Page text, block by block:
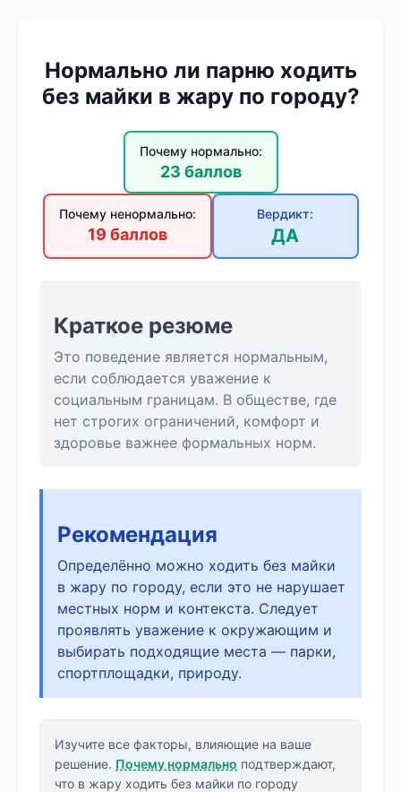
Нормально ли парню ходить
без майки в жару по городу?
Почему нормально:
23 баллов
Почему ненормально:
19 баллов
Вердикт:
ДА
Краткое резюме
Это поведение является нормальным,
если соблюдается уважение к
социальным границам. В обществе, где
нет строгих ограничений, комфорт и
здоровье важнее формальных норм.
Рекомендация
Определённо можно ходить без майки
в жару по городу, если это не нарушает
местных норм и контекста. Следует
проявлять уважение к окружающим и
выбирать подходящие места — парки,
спортплощадки, природу.
Изучите все факторы, влияющие на ваше
решение. Почему нормально подтверждают,
что в жару ходить без майки по городу